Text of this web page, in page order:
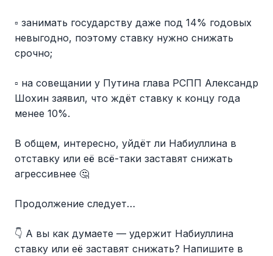
▫️ занимать государству даже под 14% годовых
невыгодно, поэтому ставку нужно снижать
срочно;
▫️ на совещании у Путина глава РСПП Александр
Шохин заявил, что ждёт ставку к концу года
менее 10%.
В общем, интересно, уйдёт ли Набиуллина в
отставку или её всё-таки заставят снижать
агрессивнее 🤔
Продолжение следует…
👇 А вы как думаете — удержит Набиуллина
ставку или её заставят снижать? Напишите в